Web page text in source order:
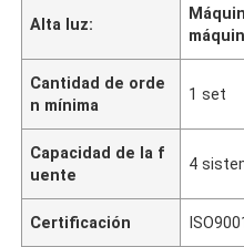
Alta luz:
Cantidad de orde
n mínima
1 set
Capacidad de la f
uente
4
Certificación